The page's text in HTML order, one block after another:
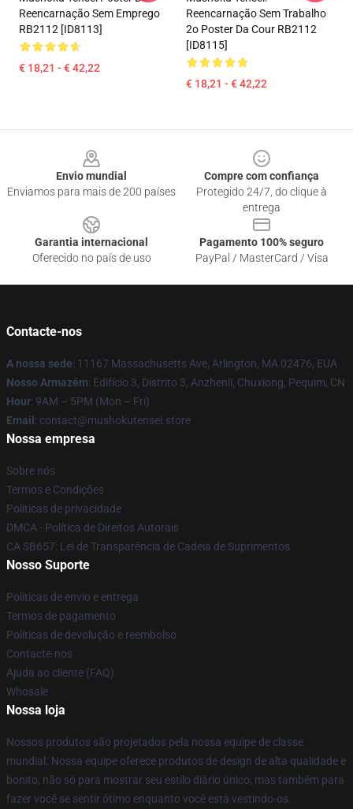
Reencarnação Sem Emprego
RB2112 [ID8113]
€ 18,21 - € 42,22
Reencarnação Sem Trabalho
2o Poster Da Cour RB2112
[ID8115]
€ 18,21 - € 42,22
Envio mundial
Enviamos para mais de 200 países
Compre com confiança
Protegido 24/7, do clique à
entrega
Garantia internacional
Oferecido no país de uso
Pagamento 100% seguro
PayPal / MasterCard / Visa
Contacte-nos
A nossa sede: 11167 Massachusetts Ave, Arlington, MA 02476, EUA
Nosso Armazém: Edifício 3, Distrito 3, Anzhenli, Chuxiong, Pequim, CN
Hour: 9AM – 5PM (Mon – Fri)
Email : contact@mushokutensei.store
Nossa empresa
Sobre nós
Termos e Condições
Políticas de privacidade
DMCA - Política de Direitos Autorais
CA SB657: Lei de Transparência de Cadeia de Suprimentos
Nosso Suporte
Políticas de envio e entrega
Termos de pagamento
Políticas de devolução e reembolso
Contacte-nos
Ajuda ao cliente (FAQ)
Whosale
Nossa loja
Nossos produtos são projetados pela nossa equipe de classe
mundial. Nossa equipe oferece produtos de design de alta qualidade e
bonito, não só para mostrar seu estilo diário único, mas também para
fazer você se sentir ótimo enquanto você está vestindo-os.